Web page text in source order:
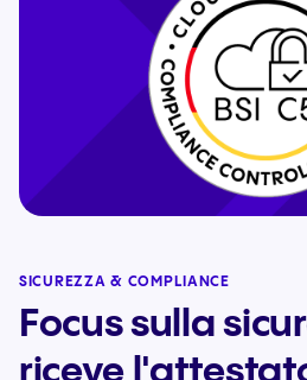
SICUREZZA & COMPLIANCE
Focus sulla
riceve